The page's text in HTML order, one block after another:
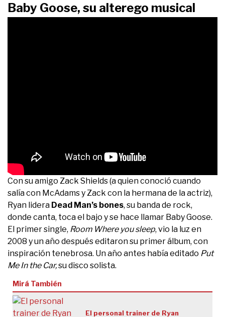
Baby Goose, su alterego musical
Con su amigo Zack Shields (a quien conoció cuando
salía con McAdams y Zack con la hermana de la actriz),
Ryan lidera Dead Man’s bones, su banda de rock,
donde canta, toca el bajo y se hace llamar Baby Goose.
El primer single, Room Where you sleep, vio la luz en
2008 y un año después editaron su primer álbum, con
inspiración tenebrosa. Un año antes había editado Put
Me In the Car,su disco solista.
Mirá También
El personal trainer de Ryan